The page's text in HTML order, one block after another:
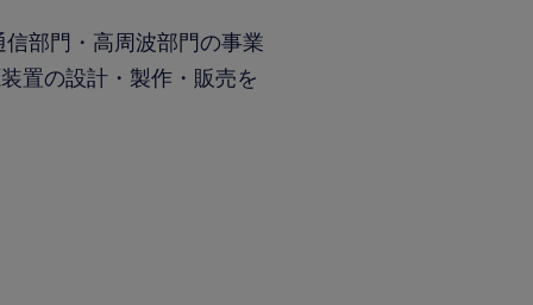
部門・高周波部門の事業
置の設計・製作・販売を